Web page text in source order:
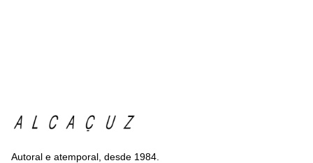
Autoral e atemporal, desde 1984.